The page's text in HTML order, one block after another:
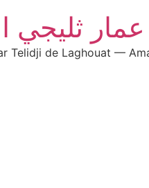
ثليجي
Telidji de Laghouat —